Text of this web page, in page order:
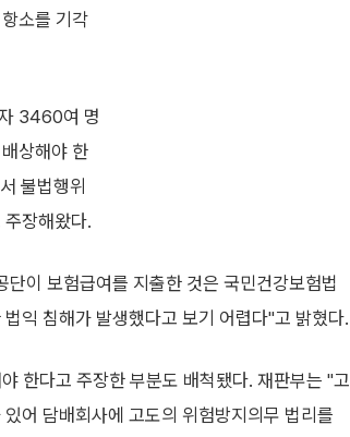
소를 기각
3460여 명
상해야 한
불법행위
장해왔다.
이 보험급여를 지출한 것은 국민건강보험법
익 침해가 발생했다고 보기 어렵다"고 밝혔다.
한다고 주장한 부분도 배척됐다. 재판부는 "고
어 담배회사에 고도의 위험방지의무 법리를